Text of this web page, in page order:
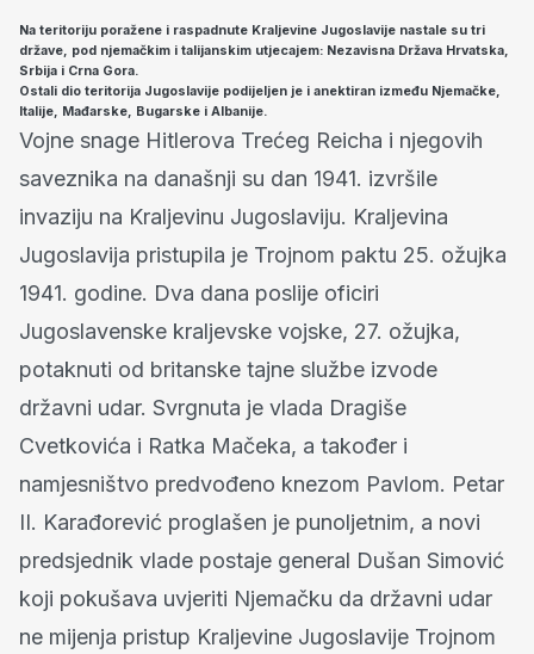
Na teritoriju poražene i raspadnute Kraljevine Jugoslavije nastale su tri
države, pod njemačkim i talijanskim utjecajem: Nezavisna Država Hrvatska,
Srbija i Crna Gora.
Ostali dio teritorija Jugoslavije podijeljen je i anektiran između Njemačke,
Italije, Mađarske, Bugarske i Albanije.
Vojne snage Hitlerova Trećeg Reicha i njegovih
saveznika na današnji su dan 1941. izvršile
invaziju na Kraljevinu Jugoslaviju. Kraljevina
Jugoslavija pristupila je Trojnom paktu 25. ožujka
1941. godine. Dva dana poslije oficiri
Jugoslavenske kraljevske vojske, 27. ožujka,
potaknuti od britanske tajne službe izvode
državni udar. Svrgnuta je vlada Dragiše
Cvetkovića i Ratka Mačeka, a također i
namjesništvo predvođeno knezom Pavlom. Petar
II. Karađorević proglašen je punoljetnim, a novi
predsjednik vlade postaje general Dušan Simović
koji pokušava uvjeriti Njemačku da državni udar
ne mijenja pristup Kraljevine Jugoslavije Trojnom